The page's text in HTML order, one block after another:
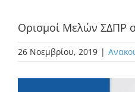
Ορισμοί Μελών ΣΔΠΡ
26 Νοεμβρίου, 2019 |